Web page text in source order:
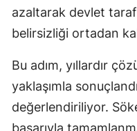
azaltarak devlet
belirsizliği ortadan
Bu adım, yıllardır
yaklaşımla
değerlendiriliyor.
başarıyla